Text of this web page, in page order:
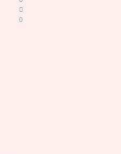
0